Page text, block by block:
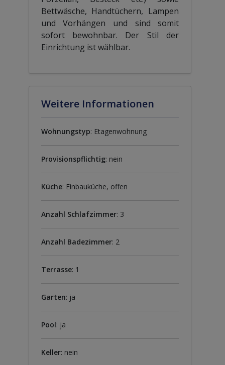
Bettwäsche, Handtüchern, Lampen
und Vorhängen und sind somit
sofort bewohnbar. Der Stil der
Einrichtung ist wählbar.
Weitere Informationen
Wohnungstyp: Etagenwohnung
Provisionspflichtig: nein
Küche: Einbauküche, offen
Anzahl Schlafzimmer: 3
Anzahl Badezimmer: 2
Terrasse: 1
Garten: ja
Pool: ja
Keller: nein